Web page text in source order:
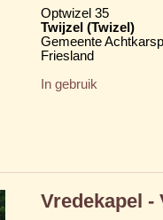
Optwizel 35
Twijzel (Twizel)
Gemeente
Friesland
In gebruik
Vredekapel -